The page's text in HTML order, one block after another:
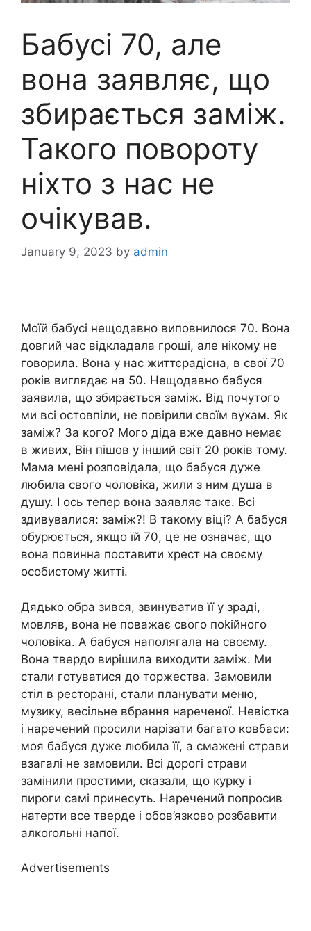
Бабусі 70, але
вона заявляє, що
збирається заміж.
Такого повороту
ніхто з нас не
очікував.
January 9, 2023 by admin
Моїй бабусі нещодавно виповнилося 70. Вона
довгий час відкладала гроші, але нікому не
говорила. Вона у нас життєрадісна, в свої 70
років виглядає на 50. Нещодавно бабуся
заявила, що збирається заміж. Від почутого
ми всі остовпіли, не повірили своїм вухам. Як
заміж? За кого? Мого діда вже давно немає
в живих, Він пішов у інший світ 20 років тому.
Мама мені розповідала, що бабуся дуже
любила свого чоловіка, жили з ним душа в
душу. І ось тепер вона заявляє таке. Всі
здивувалися: заміж?! В такому віці? А бабуся
обурюється, якщо їй 70, це не означає, що
вона повинна поставити хрест на своєму
особистому житті.
Дядько обра зився, звинуватив її у зраді,
мовляв, вона не поважає свого поkійного
чоловіка. А бабуся наполягала на своєму.
Вона твердо вирішила виходити заміж. Ми
стали готуватися до торжества. Замовили
стіл в ресторані, стали планувати меню,
музику, весільне вбрання нареченої. Невістка
і наречений просили нарізати багато ковбаси:
моя бабуся дуже любила її, а смажені страви
взагалі не замовили. Всі дорогі страви
замінили простими, сказали, що курку і
пироги самі принесуть. Наречений попросив
натерти все тверде і обов’язково розбавити
алкоrольні напої.
Advertisements